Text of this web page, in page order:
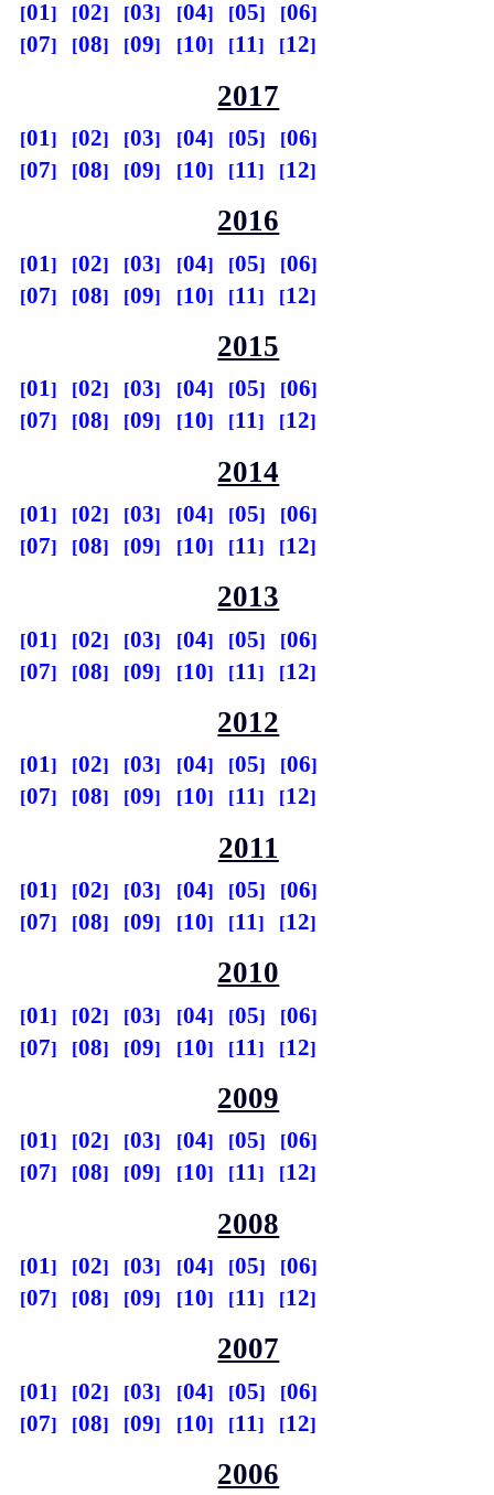
01 02 03 04 05
06
07
08 09 10 11 12
2017
01 02 03 04 05
06
07
08 09 10 11 12
2016
01 02 03 04 05
06
07
08 09 10 11 12
2015
01 02 03 04 05
06
07
08 09 10 11 12
2014
01 02 03 04 05
06
07
08 09 10 11 12
2013
01 02 03 04 05
06
07
08 09 10 11 12
2012
01 02 03 04 05
06
07
08 09 10 11 12
2011
01 02 03 04 05
06
07
08 09 10 11 12
2010
01 02 03 04 05
06
07
08 09 10 11 12
2009
01 02 03 04 05
06
07
08 09 10 11 12
2008
01 02 03 04 05
06
07
08 09 10 11 12
2007
01 02 03 04 05
06
07
08 09 10 11 12
2006